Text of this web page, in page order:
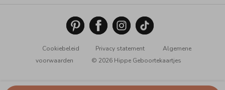
Cookiebeleid Privacy statement
Algemene
voorwaarden
© 2026 Hippe Geboortekaartjes